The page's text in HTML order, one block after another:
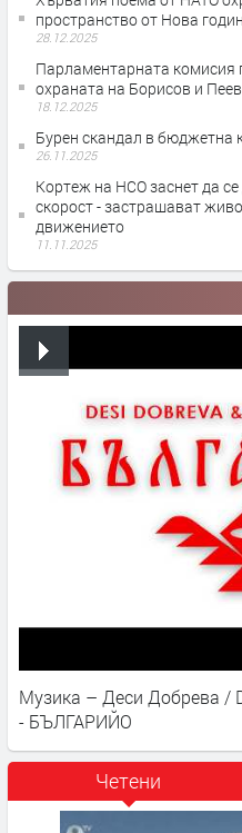
пространство от Нова
28.12.2025
Парламентарната комисия
охраната на Борисов и
18.12.2025
Бурен скандал в бюджетна
26.11.2025
Кортеж на НСО заснет да
скорост - застрашават
движението
11.11.2025
Музика – Деси Добрева /
- БЪЛГАРИЙО
Четени